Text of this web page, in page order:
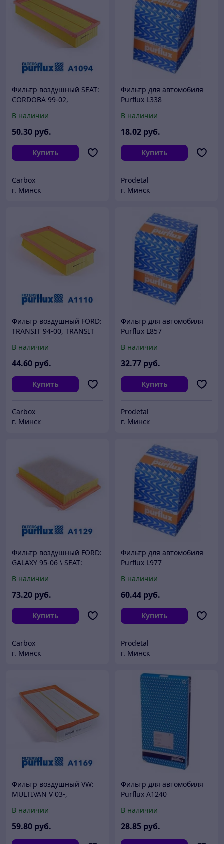
Фильтр воздушный SEAT:
CORDOBA 99-02,
CORDOBA хэтчбек 99-02,
IBIZA III 99-02, INCA 95-03
В наличии
50.30 руб.
Купить
Carbox
г. Минск
Фильтр для автомобиля
Purflux L338
В наличии
18.02 руб.
Купить
Prodetal
г. Минск
Фильтр воздушный FORD:
TRANSIT 94-00, TRANSIT
фургон 94-00
В наличии
44.60 руб.
Купить
Carbox
г. Минск
Фильтр для автомобиля
Purflux L857
В наличии
32.77 руб.
Купить
Prodetal
г. Минск
Фильтр воздушный FORD:
GALAXY 95-06 \ SEAT:
SHARAN 95-10
В наличии
73.20 руб.
Купить
Carbox
г. Минск
Фильтр для автомобиля
Purflux L977
В наличии
60.44 руб.
Купить
Prodetal
г. Минск
Фильтр воздушный VW:
MULTIVAN V 03-,
TRANSPORTER V фургон
03-
В наличии
59.80 руб.
Фильтр для автомобиля
Purflux A1240
В наличии
28.85 руб.